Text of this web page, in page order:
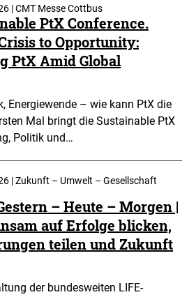
| CMT Messe Cottbus
PtX Conference.
to Opportunity:
PtX Amid Global
Energiewende – wie kann PtX die
Mal bringt die Sustainable PtX
Politik und…
| Zukunft – Umwelt – Gesellschaft
– Heute – Morgen |
auf Erfolge blicken,
teilen und Zukunft
der bundesweiten LIFE-